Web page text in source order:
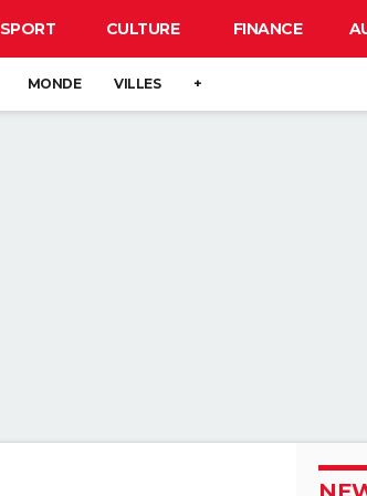
SPORT CULTURE FINANCE
MONDE VILLES +